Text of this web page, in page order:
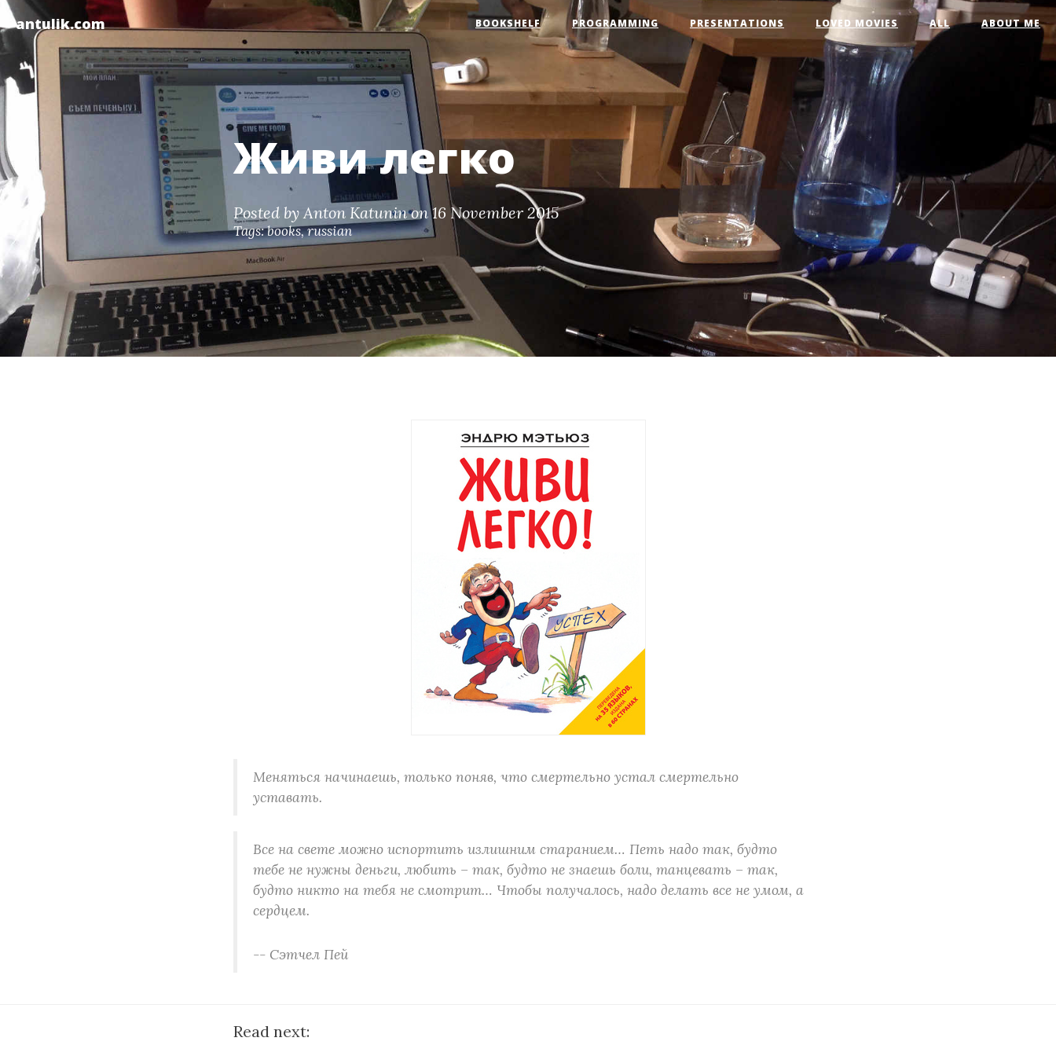
antulik.com BOOKSHELF PROGRAMMING PRESENTATIONS LOVED MOVIES ALL ABOUT ME
Живи легко
Posted byAnton Katuninon 16 November 2015
Tags:books,russian
Меняться начинаешь, только поняв, что смертельно устал смертельно
уставать.
Все на свете можно испортить излишним старанием… Петь надо так, будто
тебе не нужны деньги, любить – так, будто не знаешь боли, танцевать – так,
будто никто на тебя не смотрит… Чтобы получалось, надо делать все не умом, а
сердцем.
-- Сэтчел Пей
Read next: